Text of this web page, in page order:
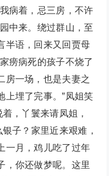
病着，忌三房，不许
中来。绕过群山，至
半语，回来又回贾母
痨病死的孩子不烧了
房一场，也是夫妻之
上埋了完事。”凤姐笑
，丫鬟来请凤姐，
子？家里近来艰难，
一月，鸡儿吃了过年
，你还做梦呢。这里